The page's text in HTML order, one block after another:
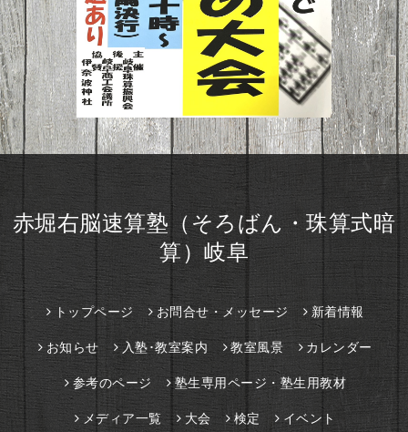
赤堀右脳速算塾（そろばん・珠算式暗
算）岐阜
トップページ お問合せ・メッセージ 新着情報
お知らせ 入塾･教室案内 教室風景 カレンダー
参考のページ 塾生専用ページ・塾生用教材
メディア一覧 大会 検定 イベント